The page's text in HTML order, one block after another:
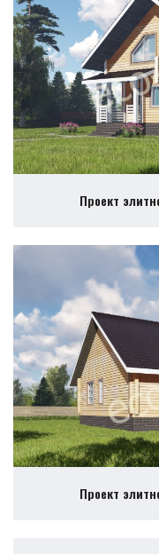
Проект
Проект